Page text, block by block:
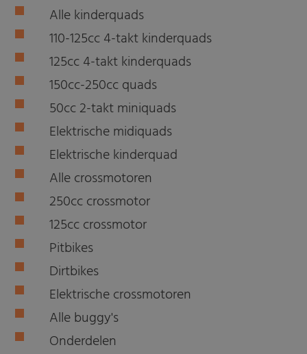
Alle kinderquads
110-125cc 4-takt kinderquads
125cc 4-takt kinderquads
150cc-250cc quads
50cc 2-takt miniquads
Elektrische midiquads
Elektrische kinderquad
Alle crossmotoren
250cc crossmotor
125cc crossmotor
Pitbikes
Dirtbikes
Elektrische crossmotoren
Alle buggy's
Onderdelen